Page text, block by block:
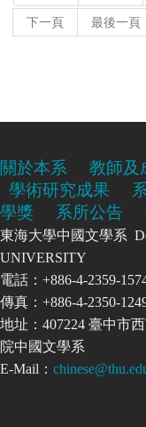
下一頁 最後一頁
關於本系 教師及
學術研究成果
學獎
系所公告
東海大學中國文學系
UNIVERSITY
電話：+886-4-2359-
傳真：+886-4-2350-
地址：407224 臺中市
院中國文學系
E-Mail：